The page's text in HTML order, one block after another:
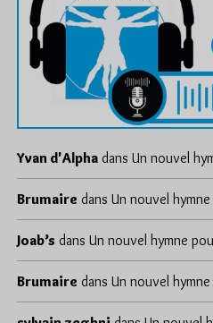
Yvan d'Alpha dans Un nouvel
Brumaire dans Un nouvel
Joab’s dans Un nouvel hymne
Brumaire dans Un nouvel